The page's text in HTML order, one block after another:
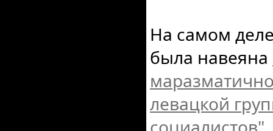
На самом
была навеяна
левацкой